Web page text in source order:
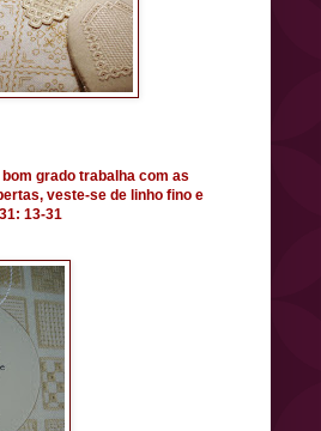
grado trabalha com as
veste-se de linho fino e
13-31